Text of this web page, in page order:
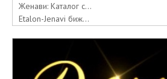
Женави: Каталог с...
Etalon-Jenavi биж...